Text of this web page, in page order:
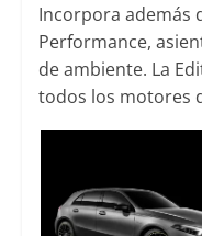
Incorpora además
Performance,
de ambiente. La
todos los motores